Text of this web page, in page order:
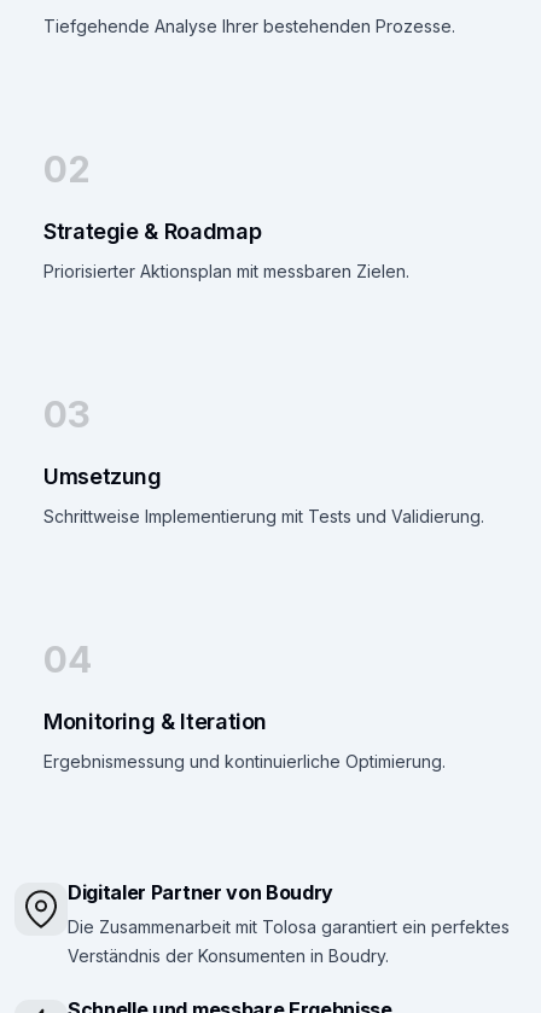
Tiefgehende Analyse Ihrer bestehenden Prozesse.
02
Strategie & Roadmap
Priorisierter Aktionsplan mit messbaren Zielen.
03
Umsetzung
Schrittweise Implementierung mit Tests und Validierung.
04
Monitoring & Iteration
Ergebnismessung und kontinuierliche Optimierung.
Digitaler Partner von Boudry
Die Zusammenarbeit mit Tolosa garantiert ein perfektes
Verständnis der Konsumenten in Boudry.